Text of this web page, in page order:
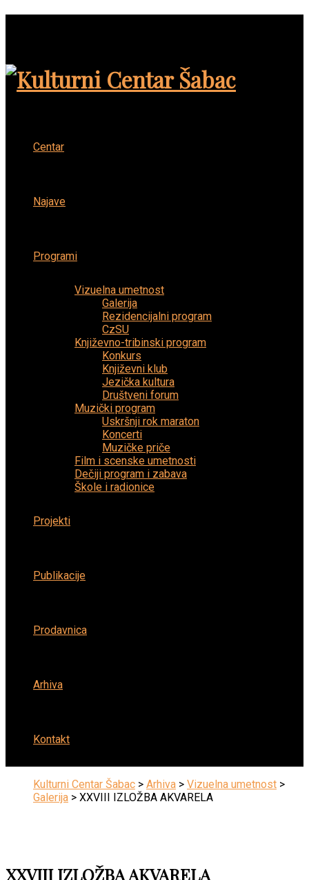
Centar
Najave
Programi
Vizuelna umetnost
Galerija
Rezidencijalni program
CzSU
Književno-tribinski program
Konkurs
Književni klub
Jezička kultura
Društveni forum
Muzički program
Uskršnji rok maraton
Koncerti
Muzičke priče
Film i scenske umetnosti
Dečiji program i zabava
Škole i radionice
Projekti
Publikacije
Prodavnica
Arhiva
Kontakt
Kulturni Centar Šabac > Arhiva > Vizuelna umetnost >
Galerija > XXVIII IZLOŽBA AKVARELA
XXVIII IZLOŽBA AKVARELA